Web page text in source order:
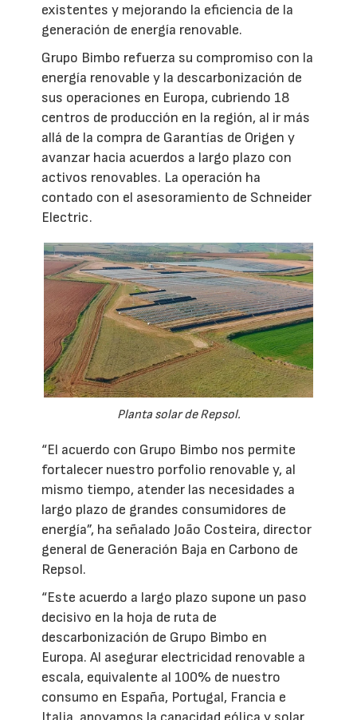
existentes y mejorando la eficiencia de la
generación de energía renovable.
Grupo Bimbo refuerza su compromiso con la
energía renovable y la descarbonización de
sus operaciones en Europa, cubriendo 18
centros de producción en la región, al ir más
allá de la compra de Garantías de Origen y
avanzar hacia acuerdos a largo plazo con
activos renovables. La operación ha
contado con el asesoramiento de Schneider
Electric.
Planta solar de Repsol.
“El acuerdo con Grupo Bimbo nos permite
fortalecer nuestro porfolio renovable y, al
mismo tiempo, atender las necesidades a
largo plazo de grandes consumidores de
energía”, ha señalado João Costeira, director
general de Generación Baja en Carbono de
Repsol.
“Este acuerdo a largo plazo supone un paso
decisivo en la hoja de ruta de
descarbonización de Grupo Bimbo en
Europa. Al asegurar electricidad renovable a
escala, equivalente al 100% de nuestro
consumo en España, Portugal, Francia e